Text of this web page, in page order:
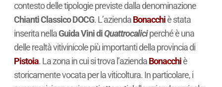
contesto delle tipologie previste dalla denominazione
Chianti Classico DOCG. L’aziendaBonacchiè stata
inserita nellaGuida Vini diQuattrocaliciperché è una
delle realtà vitivinicole più importanti della provincia di
Pistoia. La zona in cui si trova l’aziendaBonacchiè
storicamente vocata per la viticoltura. In particolare, i